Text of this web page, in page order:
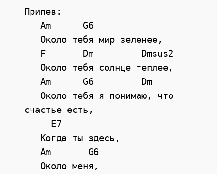
Припев:
   Am      G6
   Am      G6         Dm
счастье есть,
   Am       G6